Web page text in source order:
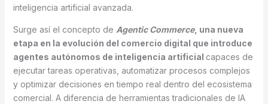
inteligencia artificial avanzada.
Surge así el concepto de Agentic Commerce, una nueva
etapa en la evolución del comercio digital que introduce
agentes autónomos de inteligencia artificial capaces de
ejecutar tareas operativas, automatizar procesos complejos
y optimizar decisiones en tiempo real dentro del ecosistema
comercial. A diferencia de herramientas tradicionales de IA